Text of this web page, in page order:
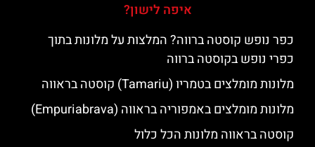
איפה לישון?
כפר נופש קוסטה ברווה? המלצות על מלונות בתוך
כפרי נופש בקוסטה ברווה
מלונות מומלצים בטמריו (Tamariu) קוסטה בראווה
מלונות מומלצים באמפוריה בראווה (Empuriabrava)
קוסטה בראווה מלונות הכל כלול